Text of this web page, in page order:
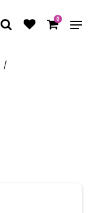
0
/